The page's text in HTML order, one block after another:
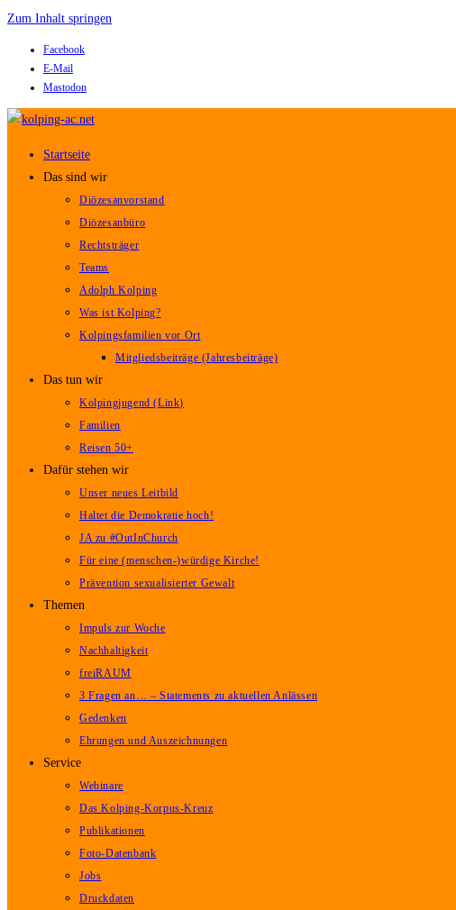
Zum Inhalt springen
Facebook
E-Mail
Mastodon
Startseite
Das sind wir
Diözesanvorstand
Diözesanbüro
Rechtsträger
Teams
Adolph Kolping
Was ist Kolping?
Kolpingsfamilien vor Ort
Mitgliedsbeiträge (Jahresbeiträge)
Das tun wir
Kolpingjugend (Link)
Familien
Reisen 50+
Dafür stehen wir
Unser neues Leitbild
Haltet die Demokratie hoch!
JA zu #OutInChurch
Für eine (menschen-)würdige Kirche!
Prävention sexualisierter Gewalt
Themen
Impuls zur Woche
Nachhaltigkeit
freiRAUM
3 Fragen an… – Statements zu aktuellen Anlässen
Gedenken
Ehrungen und Auszeichnungen
Service
Webinare
Das Kolping-Korpus-Kreuz
Publikationen
Foto-Datenbank
Jobs
Druckdaten